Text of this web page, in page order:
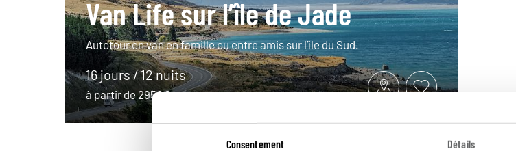
Consentement Détails
Van Life sur l’île de Jade
Autotour en van en famille ou entre amis sur l’île du Sud.
16 jours / 12 nuits
à partir de 2950€